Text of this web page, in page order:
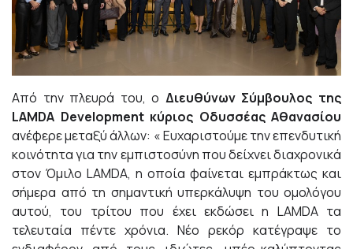
Από την πλευρά του, ο Διευθύνων Σύμβουλος της
LAMDA Development κύριος Οδυσσέας Αθανασίου
ανέφερε μεταξύ άλλων: « Ευχαριστούμε την επενδυτική
κοινότητα για την εμπιστοσύνη που δείχνει διαχρονικά
στον Όμιλο LAMDA, η οποία φαίνεται εμπράκτως και
σήμερα από τη σημαντική υπερκάλυψη του ομολόγου
αυτού, του τρίτου που έχει εκδώσει η LAMDA τα
τελευταία πέντε χρόνια. Νέο ρεκόρ κατέγραψε το